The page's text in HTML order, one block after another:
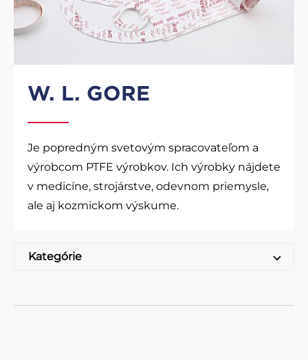
W. L. GORE
Je popredným svetovým spracovateľom a
výrobcom PTFE výrobkov. Ich výrobky nájdete
v medicíne, strojárstve, odevnom priemysle,
ale aj kozmickom výskume.
Kategórie
Tesniace pásky W.L.GORE